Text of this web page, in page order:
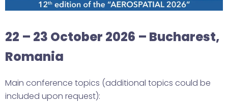
22 – 23 October 2026 – Bucharest,
Romania
Main conference topics (additional topics could be
included upon request):